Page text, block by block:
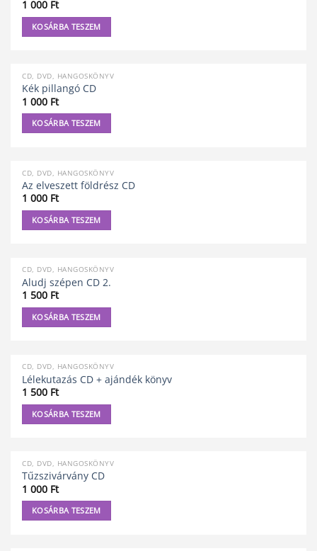
1 000 Ft
KOSÁRBA TESZEM
CD, DVD, HANGOSKÖNYV
Kék pillangó CD
1 000 Ft
KOSÁRBA TESZEM
CD, DVD, HANGOSKÖNYV
Az elveszett földrész CD
1 000 Ft
KOSÁRBA TESZEM
CD, DVD, HANGOSKÖNYV
Aludj szépen CD 2.
1 500 Ft
KOSÁRBA TESZEM
CD, DVD, HANGOSKÖNYV
Lélekutazás CD + ajándék könyv
1 500 Ft
KOSÁRBA TESZEM
CD, DVD, HANGOSKÖNYV
Tűzszivárvány CD
1 000 Ft
KOSÁRBA TESZEM